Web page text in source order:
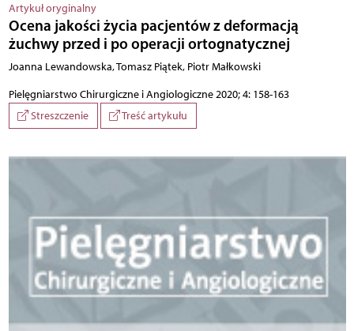
Artykuł oryginalny
Ocena jakości życia pacjentów z deformacją
żuchwy przed i po operacji ortognatycznej
Joanna Lewandowska, Tomasz Piątek, Piotr Małkowski
Pielęgniarstwo Chirurgiczne i Angiologiczne 2020; 4: 158-163
Streszczenie
Treść artykułu